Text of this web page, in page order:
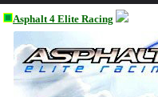
Asphalt 4 Elite Racing